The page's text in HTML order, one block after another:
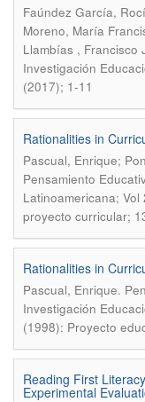
Faúndez García,
Moreno, María
Llambías , Francisco
Investigación
(2017); 1-11
Rationalities in
Pascual, Enrique;
Pensamiento
Latinoamericana;
proyecto curricular;
Rationalities in
Pascual, Enrique.
Investigación
(1998): Proyecto
Reading First
Experimental